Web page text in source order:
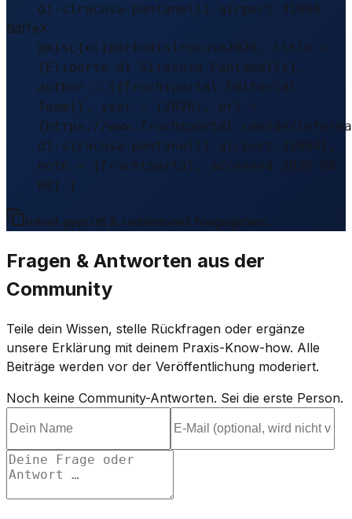
di-siracusa-pantanelli-airport-31084
BibTeX
@misc{eliportodisiracusa2026, title =
{Eliporto di Siracusa Pantanelli},
author = {{Frachtportal Editorial
Team}}, year = {2026}, url =
{https://www.frachtportal.com/de/
di-siracusa-pantanelli-airport-31084},
note = {Frachtportal, accessed 2026-08-
08} }
Inhalt geprüft & redaktionell freigegeben.
Fragen & Antworten aus der
Community
Teile dein Wissen, stelle Rückfragen oder ergänze
unsere Erklärung mit deinem Praxis-Know-how. Alle
Beiträge werden vor der Veröffentlichung moderiert.
Noch keine Community-Antworten. Sei die erste Person.